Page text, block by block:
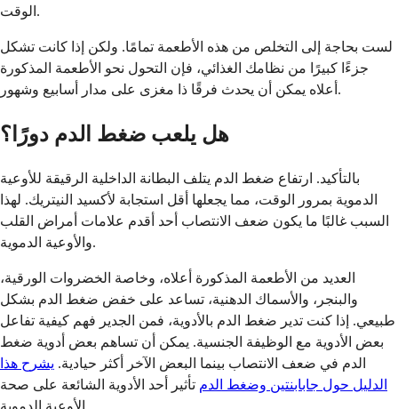
الوقت.
لست بحاجة إلى التخلص من هذه الأطعمة تمامًا. ولكن إذا كانت تشكل
جزءًا كبيرًا من نظامك الغذائي، فإن التحول نحو الأطعمة المذكورة
أعلاه يمكن أن يحدث فرقًا ذا مغزى على مدار أسابيع وشهور.
هل يلعب ضغط الدم دورًا؟
بالتأكيد. ارتفاع ضغط الدم يتلف البطانة الداخلية الرقيقة للأوعية
الدموية بمرور الوقت، مما يجعلها أقل استجابة لأكسيد النيتريك. لهذا
السبب غالبًا ما يكون ضعف الانتصاب أحد أقدم علامات أمراض القلب
والأوعية الدموية.
العديد من الأطعمة المذكورة أعلاه، وخاصة الخضروات الورقية،
والبنجر، والأسماك الدهنية، تساعد على خفض ضغط الدم بشكل
طبيعي. إذا كنت تدير ضغط الدم بالأدوية، فمن الجدير فهم كيفية تفاعل
بعض الأدوية مع الوظيفة الجنسية. يمكن أن تساهم بعض أدوية ضغط
الدم في ضعف الانتصاب بينما البعض الآخر أكثر حيادية. يشرح هذا
الدليل حول جابابنتين وضغط الدم تأثير أحد الأدوية الشائعة على صحة